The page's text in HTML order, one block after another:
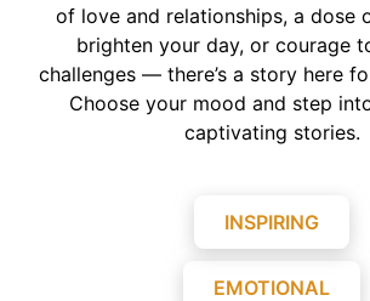
of love and relationships, a dose
brighten your day, or courage
challenges — there’s a story here
Choose your mood and step
captivating stories.
INSPIRING
EMOTIONAL